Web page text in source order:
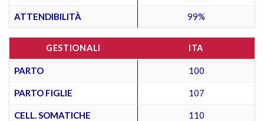
ATTENDIBILITÀ 99%
GESTIONALI ITA
PARTO 100
PARTO FIGLIE 107
CELL. SOMATICHE 110